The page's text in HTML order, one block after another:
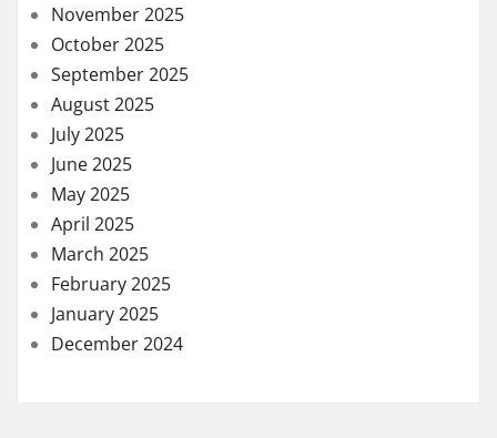
November 2025
October 2025
September 2025
August 2025
July 2025
June 2025
May 2025
April 2025
March 2025
February 2025
January 2025
December 2024